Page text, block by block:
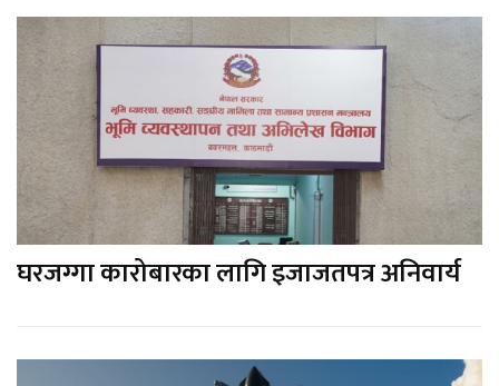
घरजग्गा कारोबारका लागि इजाजतपत्र अनिवार्य